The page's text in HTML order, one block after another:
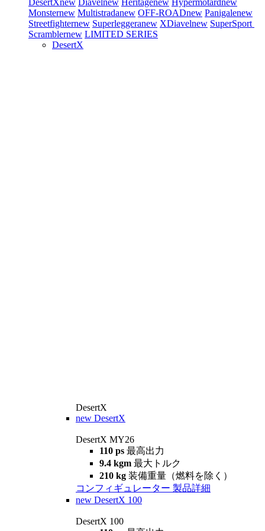
DesertXnew Diavelnew Heritagenew Hypermotardnew
Monsternew Multistradanew OFF-ROADnew Panigalenew
Streetfighternew Superleggeranew XDiavelnew SuperSport
Scramblernew LIMITED SERIES
DesertX
DesertX
new DesertX
DesertX MY26
110 ps 最高出力
9.4 kgm 最大トルク
210 kg 装備重量（燃料を除く）
コンフィギュレーター 製品詳細
new DesertX 100
DesertX 100